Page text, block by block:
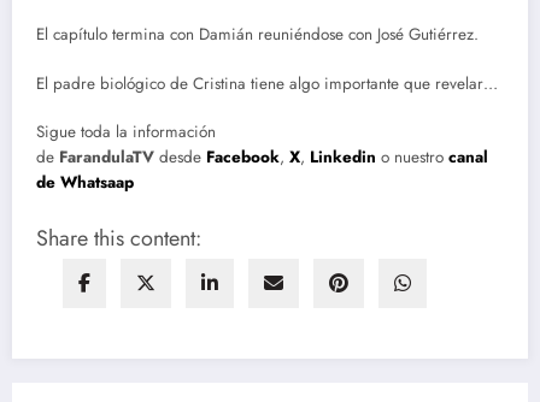
El capítulo termina con Damián reuniéndose con José Gutiérrez.
El padre biológico de Cristina tiene algo importante que revelar…
Sigue toda la información
de FarandulaTV desde Facebook, X, Linkedin o nuestro canal
de Whatsaap
Share this content: